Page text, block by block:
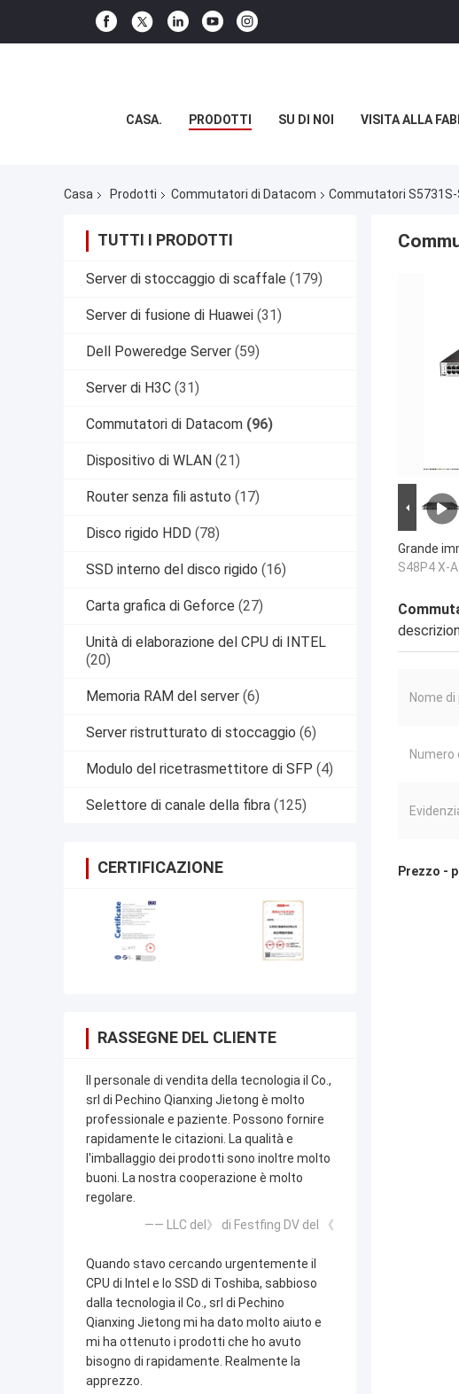
CASA. PRODOTTI SU DI NOI VISITA ALLA
Casa Prodotti Commutatori di Datacom Commutatori S5731S-
TUTTI I PRODOTTI
Server di stoccaggio di scaffale (179)
Server di fusione di Huawei (31)
Dell Poweredge Server (59)
Server di H3C (31)
Commutatori di Datacom (96)
Dispositivo di WLAN (21)
Router senza fili astuto (17)
Disco rigido HDD (78)
SSD interno del disco rigido (16)
Carta grafica di Geforce (27)
Unità di elaborazione del CPU di INTEL
(20)
Memoria RAM del server (6)
Server ristrutturato di stoccaggio (6)
Modulo del ricetrasmettitore di SFP (4)
Selettore di canale della fibra (125)
CERTIFICAZIONE
RASSEGNE DEL CLIENTE
Il personale di vendita della tecnologia il Co.,
srl di Pechino Qianxing Jietong è molto
professionale e paziente. Possono fornire
rapidamente le citazioni. La qualità e
l'imballaggio dei prodotti sono inoltre molto
buoni. La nostra cooperazione è molto
regolare.
—— LLC del》 di Festfing DV del 《
Quando stavo cercando urgentemente il
CPU di Intel e lo SSD di Toshiba, sabbioso
dalla tecnologia il Co., srl di Pechino
Qianxing Jietong mi ha dato molto aiuto e
mi ha ottenuto i prodotti che ho avuto
bisogno di rapidamente. Realmente la
apprezzo.
Grande
S48P4 X-
Nome
Numero
Prezzo -